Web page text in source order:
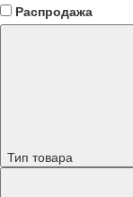
Распродажа
Тип товара